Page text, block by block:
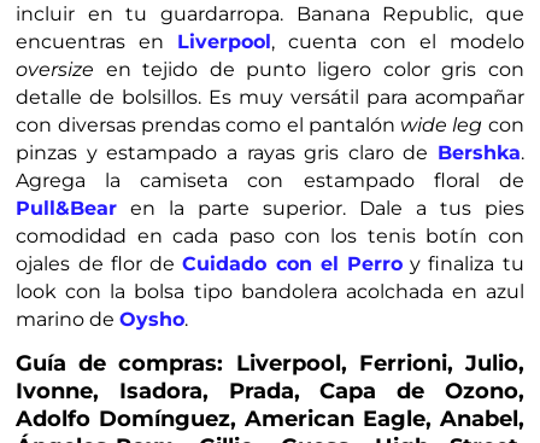
incluir en tu guardarropa. Banana Republic, que
encuentras en Liverpool, cuenta con el modelo
oversize en tejido de punto ligero color gris con
detalle de bolsillos. Es muy versátil para acompañar
con diversas prendas como el pantalón wide leg con
pinzas y estampado a rayas gris claro de Bershka.
Agrega la camiseta con estampado floral de
Pull&Bear en la parte superior. Dale a tus pies
comodidad en cada paso con los tenis botín con
ojales de flor deCuidado con el Perroy finaliza tu
look con la bolsa tipo bandolera acolchada en azul
marino deOysho.
Guía de compras: Liverpool, Ferrioni, Julio,
Ivonne, Isadora, Prada, Capa de Ozono,
Adolfo Domínguez, American Eagle, Anabel,